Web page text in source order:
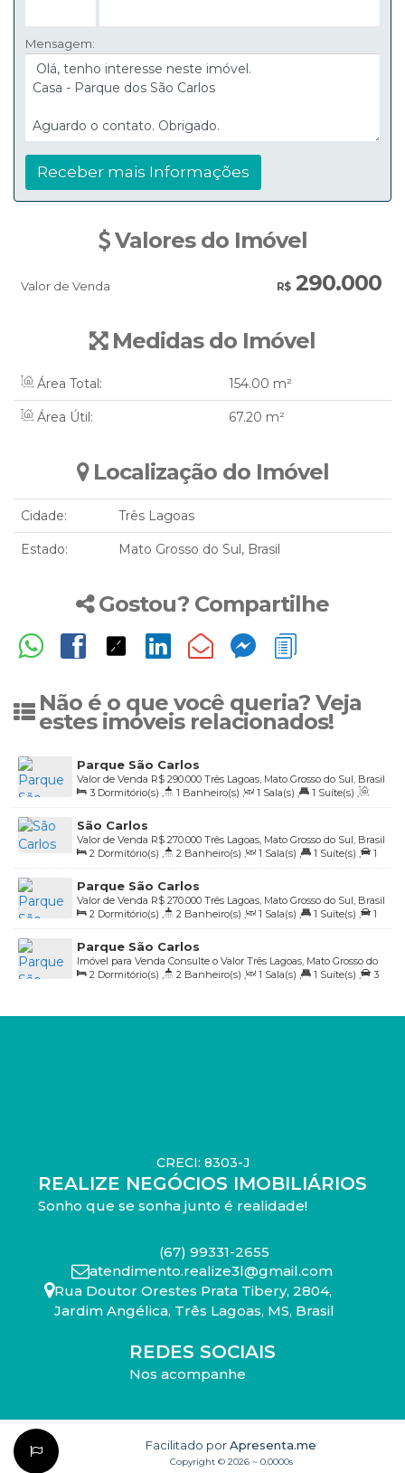
Mensagem:
Valores do Imóvel
R$290.000
Valor de Venda
Medidas do Imóvel
Área Total: 154.00 m²
Área Útil: 67.20 m²
Localização do Imóvel
Cidade: Três Lagoas
Estado: Mato Grosso do Sul, Brasil
Gostou? Compartilhe
Não é o que você queria? Veja
estes imóveis relacionados!
Parque São Carlos
R$ 290.000
Valor de Venda
Três Lagoas, Mato Grosso do Sul, Brasil
3 Dormitório(s) , 1 Banheiro(s) , 1 Sala(s) , 1 Suíte(s) ,
Total: 110.00m² , 1 Vaga(s) , Útil: 70.00m²
São Carlos
R$ 270.000
Valor de Venda
Três Lagoas, Mato Grosso do Sul, Brasil
2 Dormitório(s) , 2 Banheiro(s) , 1 Sala(s) , 1 Suíte(s) ,
1
Vaga(s) , Útil: 56.57m²
Parque São Carlos
R$ 270.000
Valor de Venda
Três Lagoas, Mato Grosso do Sul, Brasil
2 Dormitório(s) , 2 Banheiro(s) , 1 Sala(s) , 1 Suíte(s) ,
1
Vaga(s) , Útil: 56.57m²
Parque São Carlos
Consulte o Valor
Imóvel para Venda
Três Lagoas, Mato Grosso do
Sul, Brasil
2 Dormitório(s) , 2 Banheiro(s) , 1 Sala(s) , 1 Suíte(s) ,
3
CRECI: 8303-J
REALIZE NEGÓCIOS IMOBILIÁRIOS
Sonho que se sonha junto é realidade!
(67) 99331-2655
atendimento.realize3l@gmail.com
Rua Doutor Orestes Prata Tibery, 2804,
Jardim Angélica, Três Lagoas, MS, Brasil
REDES SOCIAIS
Nos acompanhe
Facilitado porApresenta.me
Copyright © 2026 ~ 0.0000s